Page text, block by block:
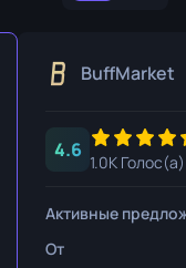
BuffMarket
4.6
1.0K Голос(а)
Активные
От